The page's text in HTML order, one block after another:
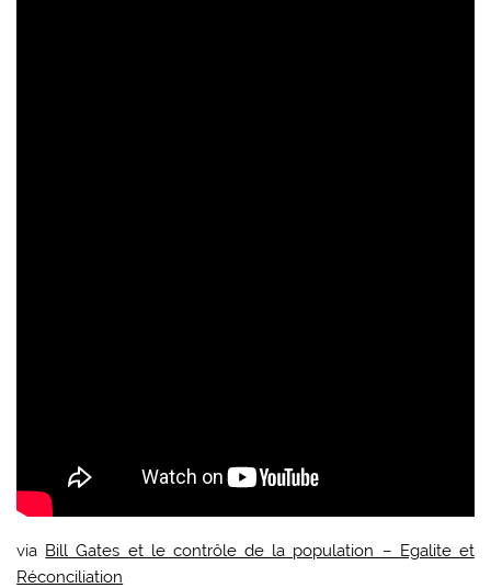
via Bill Gates et le contrôle de la population – Egalite et
Réconciliation